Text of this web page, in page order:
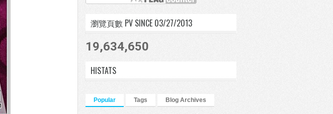
瀏覽頁數 PV SINCE 03/27/2013
19,634,650
HISTATS
Popular Tags Blog Archives